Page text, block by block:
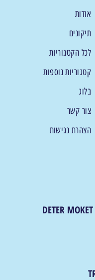
אודות
תיקונים
לכל הקטגוריות
קטגוריות נוספות
בלוג
צור קשר
הצהרת נגישות